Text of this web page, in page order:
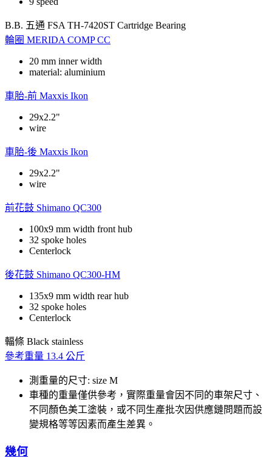
B.B. 五通 FSA TH-7420ST Cartridge Bearing
輪圈 MERIDA COMP CC
20 mm inner width
material: aluminium
車胎-前 Maxxis Ikon
29x2.2"
wire
車胎-後 Maxxis Ikon
29x2.2"
wire
前花鼓 Shimano QC300
100x9 mm width front hub
32 spoke holes
Centerlock
後花鼓 Shimano QC300-HM
135x9 mm width rear hub
32 spoke holes
Centerlock
輻條 Black stainless
參考重量 13.4 公斤
測重量的尺寸: size M
車種的重量僅供參考，實際重量會因不同的車架尺寸、
不同顏色美工塗裝，或不同生產批次因供應鏈問題而設
變規格等等因素而產生差異。
幾何